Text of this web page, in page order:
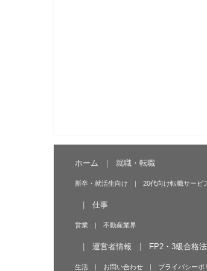
ホーム 就職・転職
新卒・就活生向け 20代向け転職サービ
仕事
営業 不動産業界
運営者情報 FP2・3級合格法
生活 お問い合わせ プライバシーポ